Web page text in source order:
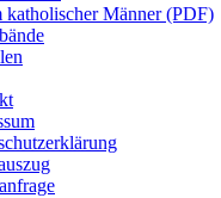
katholischer Männer (PDF)